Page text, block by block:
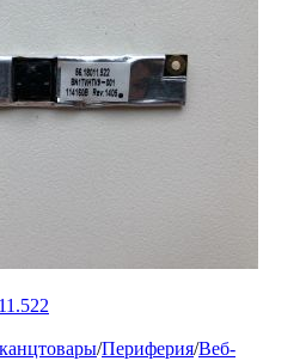
/Периферия/Веб-